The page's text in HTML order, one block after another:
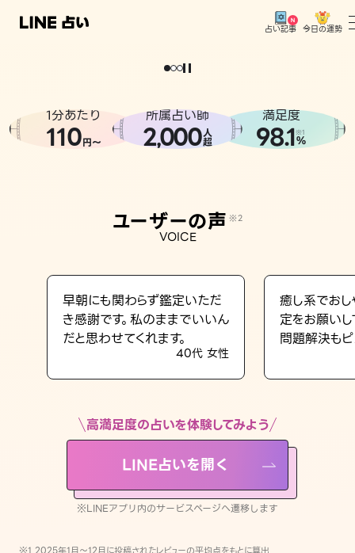
占い記事 今日の運勢
相談事例
LINE占いを開く
※LINEアプリ内のサービスページへ遷移します
どうせなら
。
1分あたり
110円〜
所属占い師
2,000人
超
満足度
98.1※1
%
ユーザーの声 ※2
VOICE
早朝にも関わらず鑑定いただ
き感謝です。私のままでいいん
だと思わせてくれます。
40代 女性
癒し系でおし
定をお願い
問題解決もピ
高満足度の占いを体験してみよう
LINE占いを開く
※LINEアプリ内のサービスページへ遷移します